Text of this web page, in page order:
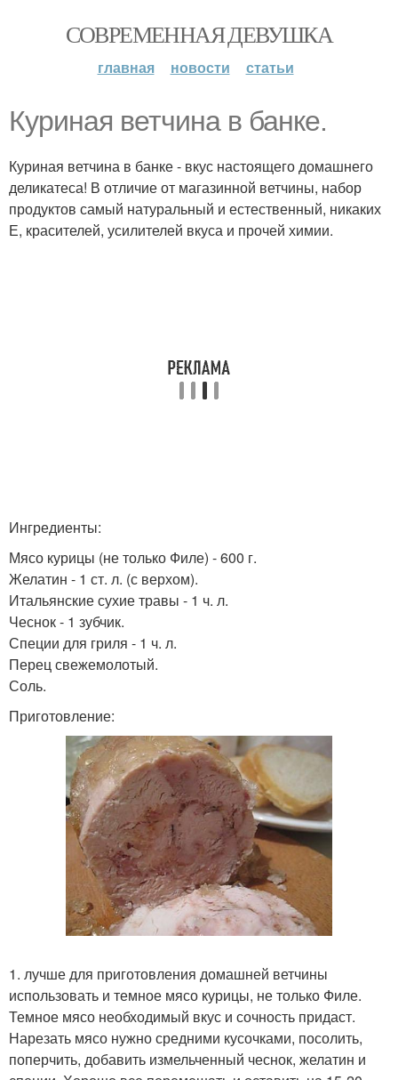
СОВРЕМЕННАЯ ДЕВУШКА
главная новости статьи
Куриная ветчина в банке.
Куриная ветчина в банке - вкус настоящего домашнего
деликатеса! В отличие от магазинной ветчины, набор
продуктов самый натуральный и естественный, никаких
Е, красителей, усилителей вкуса и прочей химии.
Ингредиенты:
Мясо курицы (не только Филе) - 600 г.
Желатин - 1 ст. л. (с верхом).
Итальянские сухие травы - 1 ч. л.
Чеснок - 1 зубчик.
Специи для гриля - 1 ч. л.
Перец свежемолотый.
Соль.
Приготовление:
1. лучше для приготовления домашней ветчины
использовать и темное мясо курицы, не только Филе.
Темное мясо необходимый вкус и сочность придаст.
Нарезать мясо нужно средними кусочками, посолить,
поперчить, добавить измельченный чеснок, желатин и